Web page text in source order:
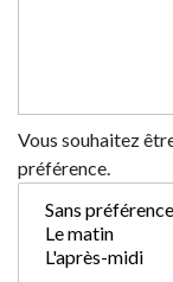
Vous souhaitez
préférence.